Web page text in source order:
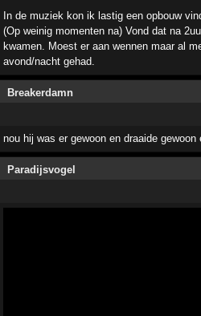
In de muziek kon ik lastig een opbouw
(Op weinig momenten na) Vond dat na
kwamen. Moest er aan wennen maar al
avond/nacht gehad.
Breakerdamn
nou hij was er gewoon en draaide
Paradijsvogel